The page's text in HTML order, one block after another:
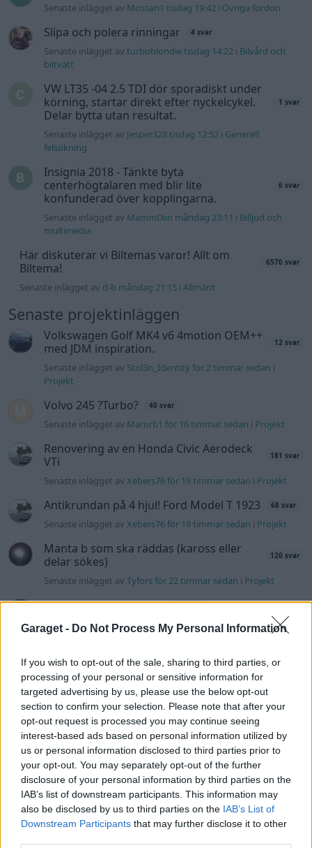
Garaget - Do Not Process My Personal Information
If you wish to opt-out of the sale, sharing to third parties, or
processing of your personal or sensitive information for
targeted advertising by us, please use the below opt-out
section to confirm your selection. Please note that after your
opt-out request is processed you may continue seeing
interest-based ads based on personal information utilized by
us or personal information disclosed to third parties prior to
your opt-out. You may separately opt-out of the further
disclosure of your personal information by third parties on the
IAB’s list of downstream participants. This information may
also be disclosed by us to third parties on the IAB’s List of
Downstream Participants that may further disclose it to other
Senaste inlägget av Mossan1 tisdag 19:42 i Övriga fordon
Slipa och polera rinningar 4 svar
Senaste inlägget avturboblondie tisdag 14:22 i Bilvård och
biltvätt
VW LT35 -04 2.5 TDI dör sporadiskt under
körning, startar direkt efter nyckelcykel.
Delar bytta utan resultat.
1 svar
Senaste inlägget av Jesper328 tisdag 12:52 i Generell
felsökning
Insignia 2018 - Tänkte byta
centerhögtalaren med blir lite
konfunderad över kopplingarna.
6 svar
Senaste inlägget av MammDiin måndag 23:11 i Billjud och
multimedia
Här diskuterar vi Biltemas varor! Allt om
Biltema!
6570 svar
Senaste inlägget av d-b måndag 21:15 i Allmänt
Senaste projektinläggen
Volkswagen Golf MK4 v6 4motion OEM++
med JDM inspiration.
12 svar
Senaste inlägget av Stol3n_Identity för 2 timmar sedan i
Projekt
Volvo 245 ?Turbo? 40 svar
Senaste inlägget av Marurb1 för 16 timmar sedan i Projekt
Renovering av en Honda Civic Aerodeck
VTi
181 svar
Senaste inlägget avXebers76 för 19 timmar sedan i Projekt
Antikrundan på 4 hjul! Ford Model T 1923 68 svar
Senaste inlägget avXebers76 för 19 timmar sedan i Projekt
Manta b som ska räddas (kaross eller
delar sökes)
120 svar
Senaste inlägget avTyfors för 22 timmar sedan i Projekt
Camaro som bruksbil?! 56 svar
Senaste inlägget avEv_volvo142 Igår 09:02iProjekt
Senaste inlägget av RubenRutegard tisdag 19:47iProjekt
Volvo 142 Elkonvertering Elbil 848 svar
Senaste inlägget avEv_volvo142 måndag 19:16iProjekt
Volkswagen split bus t1 1962 2558 svar
Senaste inlägget avDr_snuggels måndag 18:29iProjekt
GT86 Luftbygge med mera 80 svar
Senaste inlägget av Rikard_Persson måndag 09:55i Projekt
Nyaste forumtrådarna